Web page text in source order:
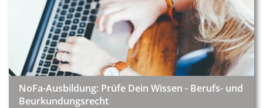
NoFa-Ausbildung: Prüfe Dein Wissen - Berufs- und
Beurkundungsrecht